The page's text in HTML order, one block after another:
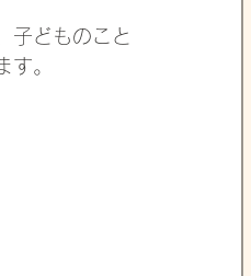
子どものこと
す。